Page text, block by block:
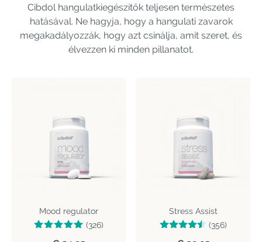
Cibdol hangulatkiegészítők teljesen természetes
hatásával. Ne hagyja, hogy a hangulati zavarok
megakadályozzák, hogy azt csinálja, amit szeret, és
élvezzen ki minden pillanatot.
Mood regulator
(326)
Stress Assist
(356)